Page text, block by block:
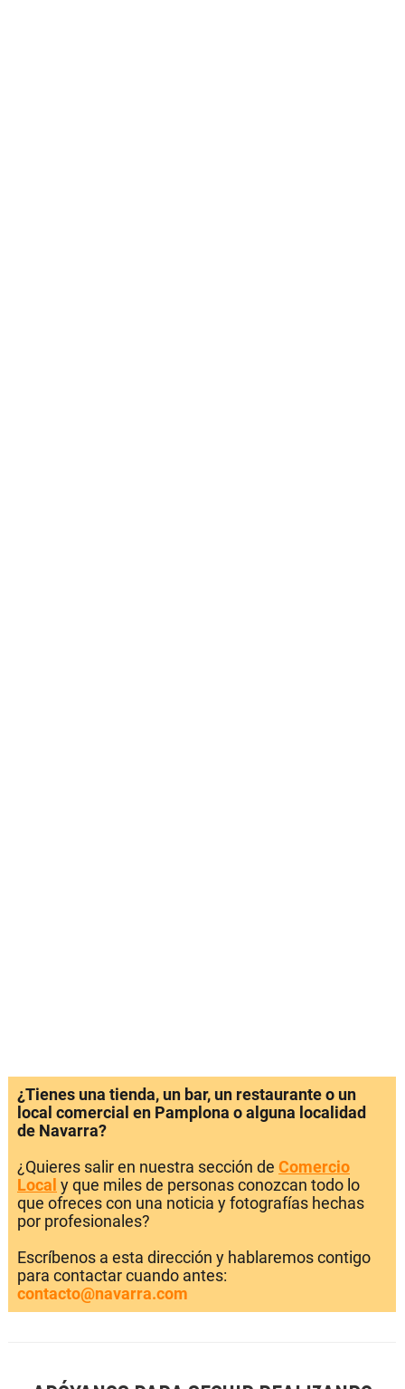
¿Tienes una tienda, un bar, un restaurante o un
local comercial en Pamplona o alguna localidad
de Navarra?
¿Quieres salir en nuestra sección de Comercio
Local y que miles de personas conozcan todo lo
que ofreces con una noticia y fotografías hechas
por profesionales?
Escríbenos a esta dirección y hablaremos contigo
para contactar cuando antes:
contacto@navarra.com